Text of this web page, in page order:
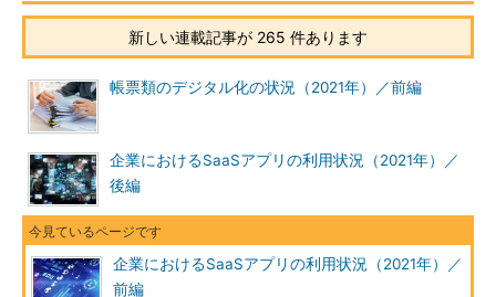
新しい連載記事が 265 件あります
帳票類のデジタル化の状況（2021年）／前編
企業におけるSaaSアプリの利用状況（2021年）／
後編
企業におけるSaaSアプリの利用状況（2021年）／
前編